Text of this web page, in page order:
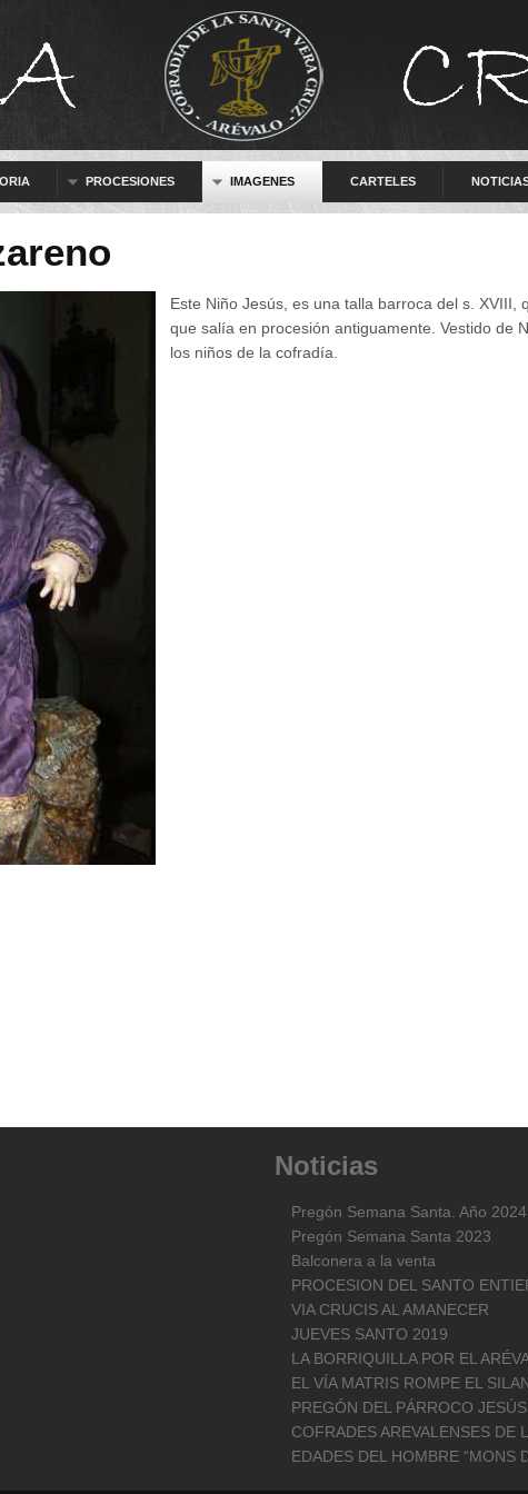
PROCESIONES IMAGENES CARTELES
Este Niño Jesús, es una talla barroca del s. XVIII,
que salía en procesión antiguamente. Vestido de
los niños de la cofradía.
Noticias
Pregón Semana Santa. Año 2024
Pregón Semana Santa 2023
Balconera a la venta
PROCESION DEL SANTO
VIA CRUCIS AL AMANECER
JUEVES SANTO 2019
LA BORRIQUILLA POR EL
EL VÍA MATRIS ROMPE EL
PREGÓN DEL PÁRROCO
COFRADES AREVALENSES DE
EDADES DEL HOMBRE “MONS